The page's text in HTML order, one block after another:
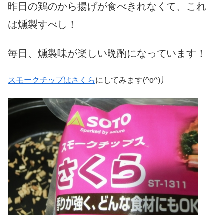
昨日の鶏のから揚げが食べきれなくて、これ
は燻製すべし！
毎日、燻製味が楽しい晩酌になっています！
スモークチップはさくらにしてみます(^o^)丿